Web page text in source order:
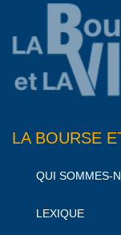
LA BOURSE
QUI SOMMES-
LEXIQUE